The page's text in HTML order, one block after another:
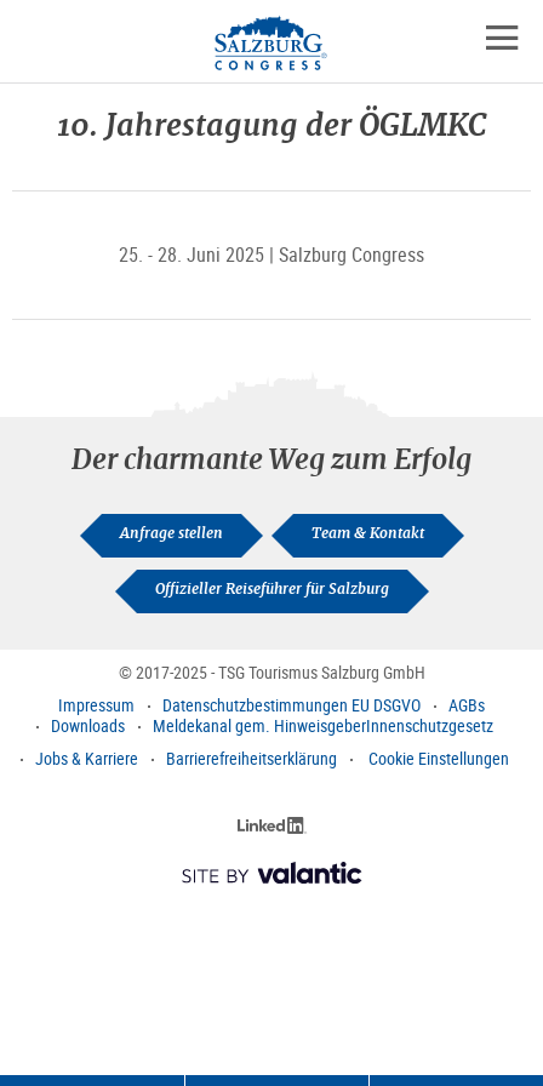
Zum
Inhalt
springen
Zum
Hauptmenü
springen
Zu
den
Kontaktinformationen
10. Jahrestagung der ÖGLMKC
25. - 28. Juni 2025 | Salzburg Congress
Der charmante Weg zum Erfolg
Anfrage stellen Team & Kontakt
Offizieller Reiseführer für Salzburg
© 2017-2025 - TSG Tourismus Salzburg GmbH
Impressum
Datenschutzbestimmungen EU DSGVO
AGBs
Downloads
Meldekanal gem. HinweisgeberInnenschutzgesetz
Jobs & Karriere
Barrierefreiheitserklärung Cookie Einstellungen